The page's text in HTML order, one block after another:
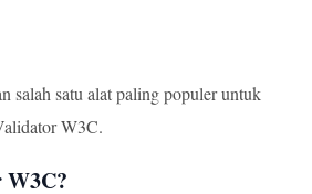
salah satu alat paling populer untuk
W3C.